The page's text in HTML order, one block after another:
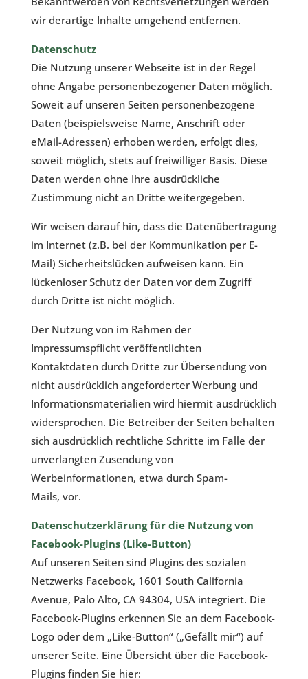
wir derartige Inhalte umgehend entfernen.
Datenschutz
Die Nutzung unserer Webseite ist in der Regel
ohne Angabe personenbezogener Daten möglich.
Soweit auf unseren Seiten personenbezogene
Daten (beispielsweise Name, Anschrift oder
eMail-Adressen) erhoben werden, erfolgt dies,
soweit möglich, stets auf freiwilliger Basis. Diese
Daten werden ohne Ihre ausdrückliche
Zustimmung nicht an Dritte weitergegeben.
Wir weisen darauf hin, dass die Datenübertragung
im Internet (z.B. bei der Kommunikation per E-
Mail) Sicherheitslücken aufweisen kann. Ein
lückenloser Schutz der Daten vor dem Zugriff
durch Dritte ist nicht möglich.
Der Nutzung von im Rahmen der
Impressumspflicht veröffentlichten
Kontaktdaten durch Dritte zur Übersendung von
nicht ausdrücklich angeforderter Werbung und
Informationsmaterialien wird hiermit ausdrücklich
widersprochen. Die Betreiber der Seiten behalten
sich ausdrücklich rechtliche Schritte im Falle der
unverlangten Zusendung von
Werbeinformationen, etwa durch Spam-
Mails, vor.
Datenschutzerklärung für die Nutzung von
Facebook-Plugins (Like-Button)
Auf unseren Seiten sind Plugins des sozialen
Netzwerks Facebook, 1601 South California
Avenue, Palo Alto, CA 94304, USA integriert. Die
Facebook-Plugins erkennen Sie an dem Facebook-
Logo oder dem „Like-Button“ („Gefällt mir“) auf
unserer Seite. Eine Übersicht über die Facebook-
Plugins finden Sie hier: